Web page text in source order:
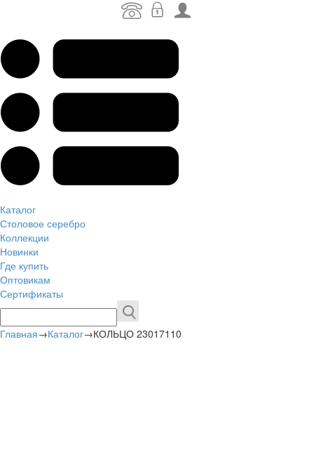
Каталог
Столовое серебро
Коллекции
Новинки
Где купить
Оптовикам
Сертификаты
Главная→Каталог→КОЛЬЦО 23017110